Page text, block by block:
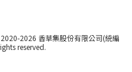
2026 香草集股份有限公司(統編
reserved.